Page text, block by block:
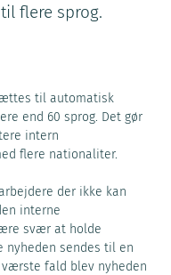
flere sprog.
til automatisk
end 60 sprog. Det gør
intern
flere nationaliter.
der ikke kan
interne
svær at holde
nyheden sendes til en
fald blev nyheden